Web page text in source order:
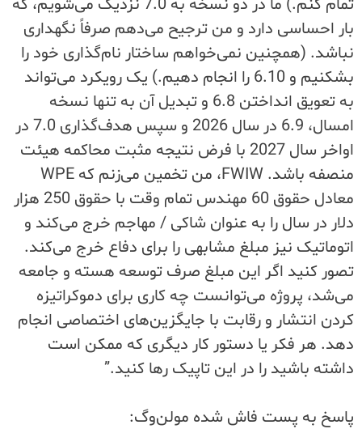
تمام کنم.) ما در دو نسخه به 7.0 نزدیک می‌شویم، که
بار احساسی دارد و من ترجیح می‌دهم صرفاً نگهداری
نباشد. (همچنین نمی‌خواهم ساختار نام‌گذاری خود را
بشکنیم و 6.10 را انجام دهیم.) یک رویکرد می‌تواند
به تعویق انداختن 6.8 و تبدیل آن به تنها نسخه
امسال، 6.9 در سال 2026 و سپس هدف‌گذاری 7.0 در
اواخر سال 2027 با فرض نتیجه مثبت محاکمه هیئت
منصفه باشد. FWIW، من تخمین می‌زنم که WPE
معادل حقوق 60 مهندس تمام وقت با حقوق 250 هزار
دلار در سال را به عنوان شاکی / مهاجم خرج می‌کند و
اتوماتیک نیز مبلغ مشابهی را برای دفاع خرج می‌کند.
تصور کنید اگر این مبلغ صرف توسعه هسته و جامعه
می‌شد، پروژه می‌توانست چه کاری برای دموکراتیزه
کردن انتشار و رقابت با جایگزین‌های اختصاصی انجام
دهد. هر فکر یا دستور کار دیگری که ممکن است
داشته باشید را در این تاپیک رها کنید.”
پاسخ به پست فاش شده مولن‌وگ: